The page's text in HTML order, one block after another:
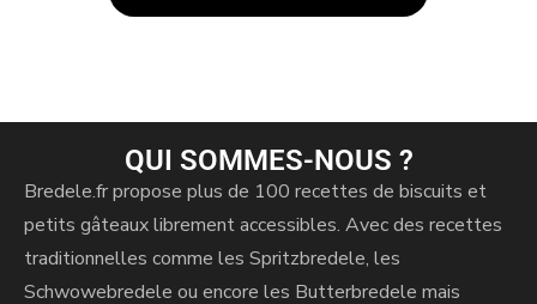
QUI SOMMES-NOUS ?
Bredele.fr propose plus de 100 recettes de biscuits et
petits gâteaux librement accessibles. Avec des recettes
traditionnelles comme les Spritzbredele, les
Schwowebredele ou encore les Butterbredele mais